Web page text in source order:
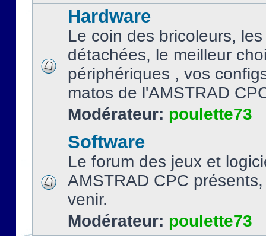
Hardware
Le coin des bricoleurs,
détachées, le meilleur
périphériques , vos
matos de l'AMSTRAD
Modérateur: poulette73
Software
Le forum des jeux et
AMSTRAD CPC
venir.
Modérateur: poulette73